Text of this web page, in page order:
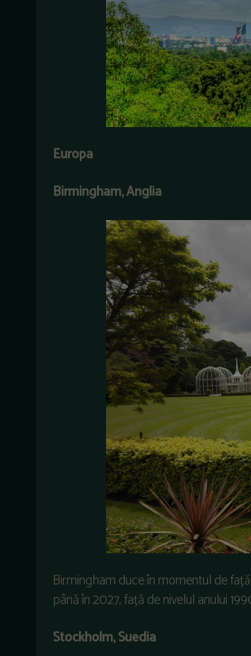
Europa
Birmingham, Anglia
Birmingham duce în momentul de
până în 2027, față de nivelul anului
Stockholm, Suedia